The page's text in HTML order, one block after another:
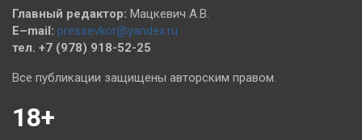
Главный редактор: Мацкевич А.В.
E–mail: pressevkor@yandex.ru
тел. +7 (978) 918-52-25
Все публикации защищены авторским правом.
18+